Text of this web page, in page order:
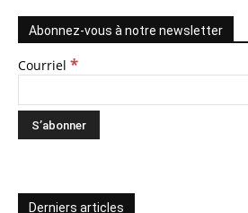
Abonnez-vous à notre newsletter
Courriel *
Derniers articles